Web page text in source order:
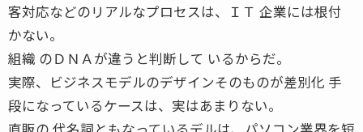
客対応などのリアルなプロセスは、ＩＴ 企業には根付
かない。
組織 のＤＮＡが違うと判断して いるからだ。
実際、ビジネスモデルのデザインそのものが差別化 手
段になっているケースは、実はあまりない。